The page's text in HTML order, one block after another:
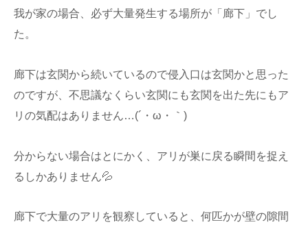
我が家の場合、必ず大量発生する場所が「廊下」でし
た。
廊下は玄関から続いているので侵入口は玄関かと思った
のですが、不思議なくらい玄関にも玄関を出た先にもア
リの気配はありません…(´・ω・｀)
分からない場合はとにかく、アリが巣に戻る瞬間を捉え
るしかありません💦
廊下で大量のアリを観察していると、何匹かが壁の隙間